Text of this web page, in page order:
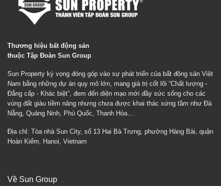
Thương hiệu bất động sản
thuộc Tập Đoàn Sun Group
Sun Property kỳ vọng đóng góp vào sự phát triển của bất động sản Việt
Nam bằng những dự án quy mô lớn, mang giá trị cốt lõi “Chất lượng -
Đẳng cấp - Khác biệt”, đem đến diện mạo mới đầy sức sống cho các
vùng đất giàu tiềm năng nhưng chưa được khai thác xứng tầm như Đà
Nẵng, Quảng Ninh, Phú Quốc, Thanh Hóa…
Địa chỉ: Tòa nhà Sun City, số 13 Hai Bà Trưng, phường Hàng Bài, quận
Hoàn Kiếm, Hanoi, Vietnam
Về Sun Group